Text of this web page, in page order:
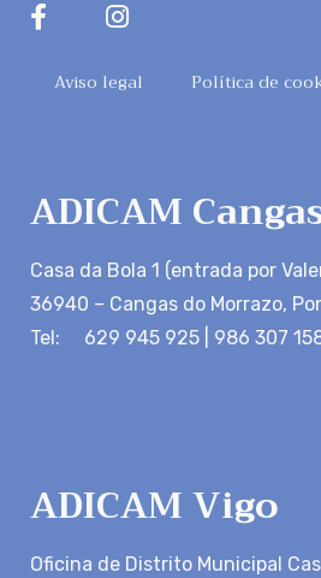
Aviso legal Política de
ADICAM
Casa da Bola 1 (entrada por
36940 – Cangas do Morrazo,
Tel: 629 945 925 | 986 307
ADICAM Vigo
Oficina de Distrito Municipal